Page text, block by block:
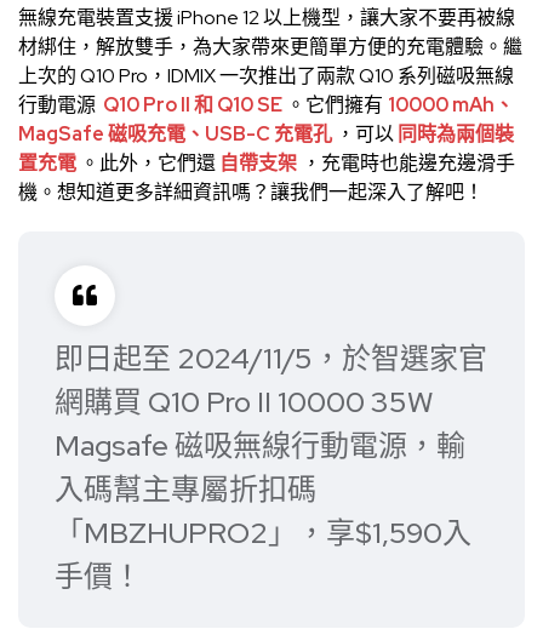
無線充電裝置支援 iPhone 12 以上機型，讓大家不要再被線
材綁住，解放雙手，為大家帶來更簡單方便的充電體驗。繼
上次的Q10 Pro ，IDMIX 一次推出了兩款 Q10 系列磁吸無線
行動電源 Q10 Pro II 和 Q10 SE 。它們擁有 10000 mAh、
MagSafe 磁吸充電、USB-C 充電孔 ，可以 同時為兩個裝
置充電 。此外，它們還 自帶支架 ，充電時也能邊充邊滑手
機。想知道更多詳細資訊嗎？讓我們一起深入了解吧！
即日起至 2024/11/5，於智選家官
網購買 Q10 Pro II 10000 35W
Magsafe 磁吸無線行動電源，輸
入碼幫主專屬折扣碼
「MBZHUPRO2」，享$1,590入
手價！